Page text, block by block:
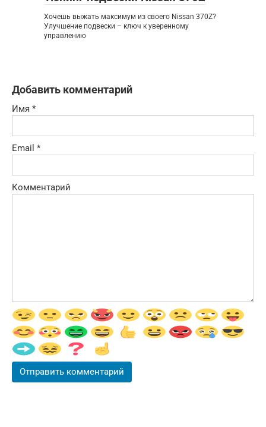
Хочешь выжать максимум из своего Nissan 370Z?
Улучшение подвески – ключ к уверенному
управлению
Добавить комментарий
Имя *
Email *
Комментарий